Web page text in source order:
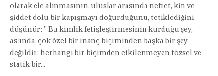
olarak ele alınmasının, uluslar arasında nefret, kin ve
şiddet dolu bir kapışmayı doğurduğunu, tetiklediğini
düşünür: ” Bu kimlik fetişleştirmesinin kurduğu şey,
aslında, çok özel bir inanç biçiminden başka bir şey
değildir; herhangi bir biçimden etkilenmeyen tözsel ve
statik bir...